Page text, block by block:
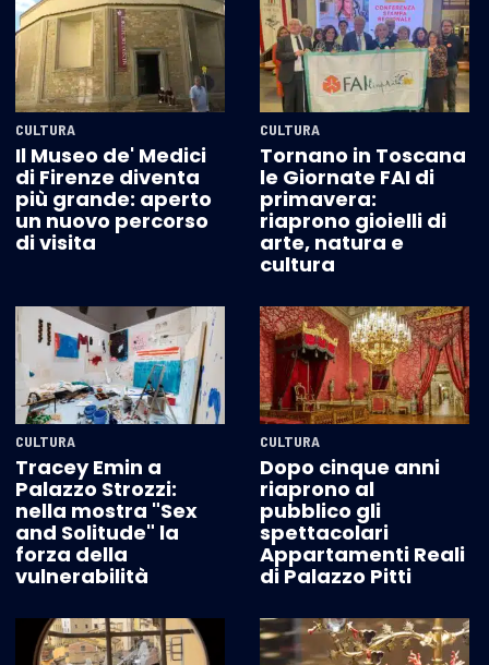
CULTURA
Il Museo de' Medici
di Firenze diventa
più grande: aperto
un nuovo percorso
di visita
CULTURA
Tornano in Toscana
le Giornate FAI di
primavera:
riaprono gioielli di
arte, natura e
cultura
CULTURA
Tracey Emin a
Palazzo Strozzi:
nella mostra "Sex
and Solitude" la
forza della
vulnerabilità
CULTURA
Dopo cinque anni
riaprono al
pubblico gli
spettacolari
Appartamenti Reali
di Palazzo Pitti